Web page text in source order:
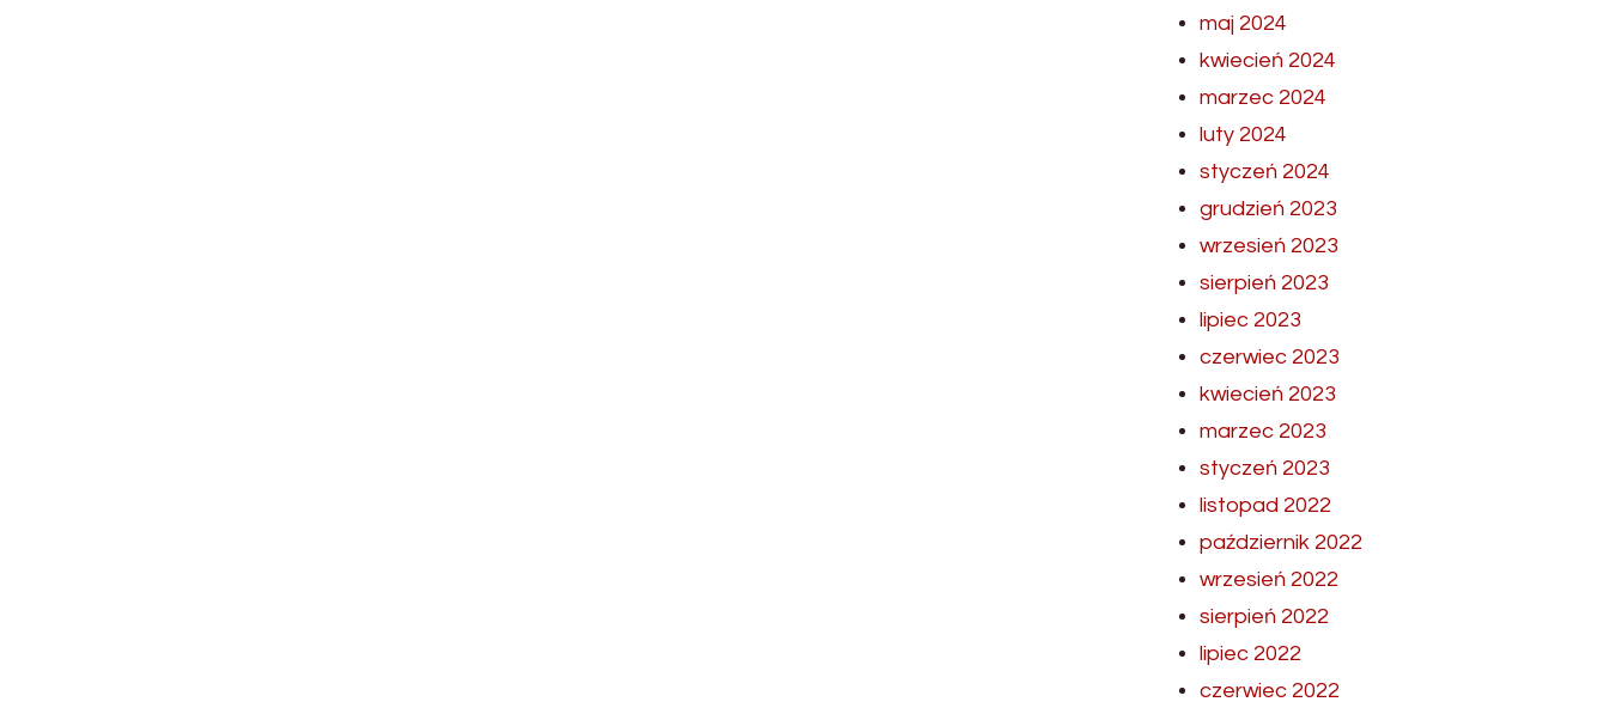
maj 2024
kwiecień 2024
marzec 2024
luty 2024
styczeń 2024
grudzień 2023
wrzesień 2023
sierpień 2023
lipiec 2023
czerwiec 2023
kwiecień 2023
marzec 2023
styczeń 2023
listopad 2022
październik 2022
wrzesień 2022
sierpień 2022
lipiec 2022
czerwiec 2022